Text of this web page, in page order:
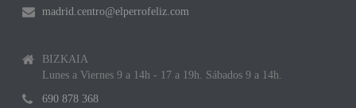
madrid.centro@elperrofeliz.com
BIZKAIA
Lunes a Viernes 9 a 14h - 17 a 19h. Sábados 9 a 14h.
690 878 368